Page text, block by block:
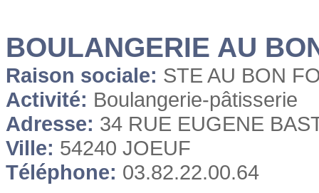
BOULANGERIE AU
Raison sociale: STE AU BON
Activité: Boulangerie-pâtisserie
Adresse: 34 RUE EUGENE
Ville: 54240 JOEUF
Téléphone: 03.82.22.00.64